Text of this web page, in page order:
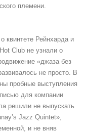
племени.
квинтете Рейнхарда и
Club не узнали о
«джаза без
не просто. В
пробные выступления
для компании
решили не выпускать
Jazz Quintet»,
и не вняв